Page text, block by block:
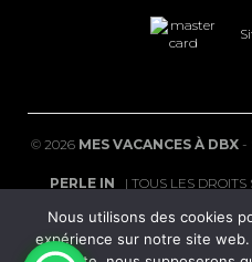
© 2026 MES VACANCES À DBX-
PERLE IN | TOUS LES DROITS
Nous utilisons des cookies
expérience sur notre site